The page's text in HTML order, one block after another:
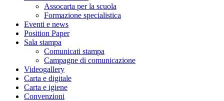
Assocarta per la scuola
Formazione specialistica
Eventi e news
Position Paper
Sala stampa
Comunicati stampa
Campagne di comunicazione
Videogallery
Carta e digitale
Carta e igiene
Convenzioni